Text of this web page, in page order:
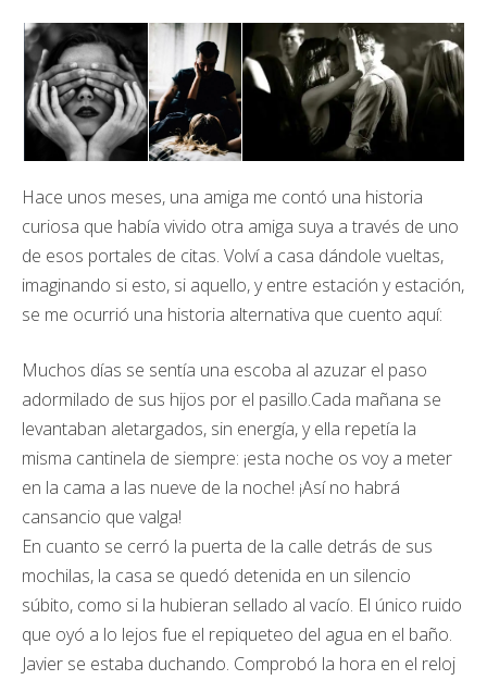
Hace unos meses, una amiga me contó una historia
curiosa que había vivido otra amiga suya a través de uno
de esos portales de citas. Volví a casa dándole vueltas,
imaginando si esto, si aquello, y entre estación y estación,
se me ocurrió una historia alternativa que cuento aquí:
Muchos días se sentía una escoba al azuzar el paso
adormilado de sus hijos por el pasillo.Cada mañana se
levantaban aletargados, sin energía, y ella repetía la
misma cantinela de siempre: ¡esta noche os voy a meter
en la cama a las nueve de la noche! ¡Así no habrá
cansancio que valga!
En cuanto se cerró la puerta de la calle detrás de sus
mochilas, la casa se quedó detenida en un silencio
súbito, como si la hubieran sellado al vacío. El único ruido
que oyó a lo lejos fue el repiqueteo del agua en el baño.
Javier se estaba duchando. Comprobó la hora en el reloj